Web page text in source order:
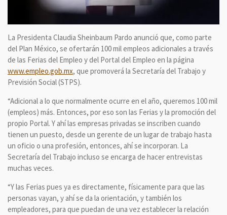
La Presidenta Claudia Sheinbaum Pardo anunció que, como parte
del Plan México, se ofertarán 100 mil empleos adicionales a través
de las Ferias del Empleo y del Portal del Empleo en la página
www.empleo.gob.mx, que promoverá la Secretaría del Trabajo y
Previsión Social (STPS).
“Adicional a lo que normalmente ocurre en el año, queremos 100 mil
(empleos) más. Entonces, por eso son las Ferias y la promoción del
propio Portal. Y ahí las empresas privadas se inscriben cuando
tienen un puesto, desde un gerente de un lugar de trabajo hasta
un oficio o una profesión, entonces, ahí se incorporan. La
Secretaría del Trabajo incluso se encarga de hacer entrevistas
muchas veces.
“Y las Ferias pues ya es directamente, físicamente para que las
personas vayan, y ahí se da la orientación, y también los
empleadores, para que puedan de una vez establecer la relación